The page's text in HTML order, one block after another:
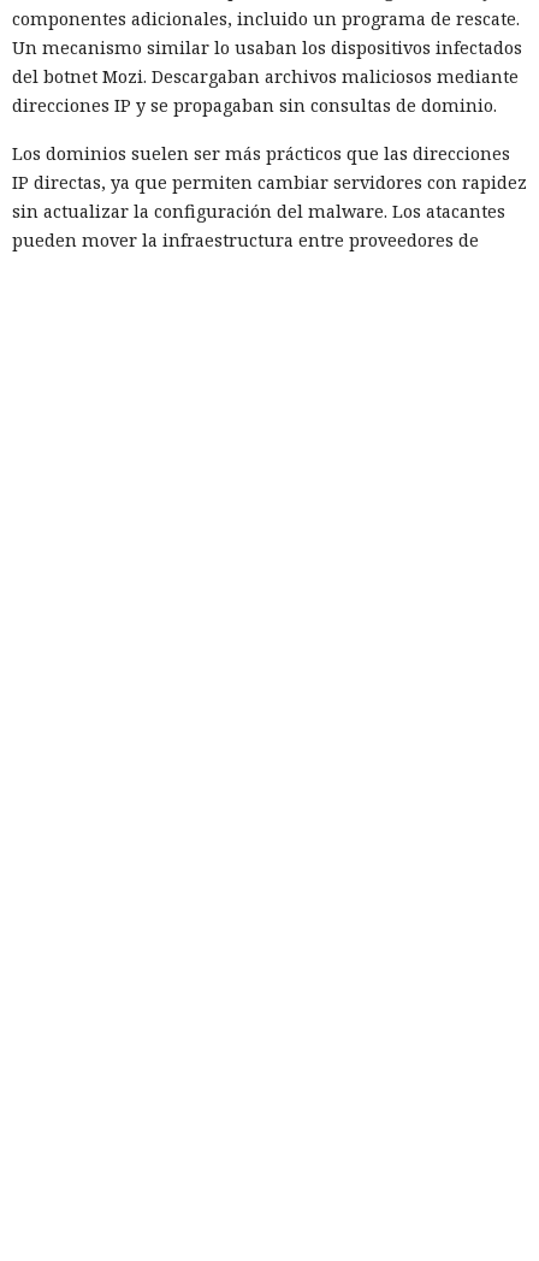
En una conexión habitual el programa primero consulta
DNS para obtener la dirección IP del dominio deseado. Los
servicios de protección pueden revisar la consulta y
bloquear un recurso malicioso conocido. Sin embargo,
algunos programas almacenan la dirección del servidor
directamente en el código, por lo que los filtros DNS no ven
ni el dominio ni el contexto de la conexión.
Así operaba también el cargador Phorpiex, que se dirigía